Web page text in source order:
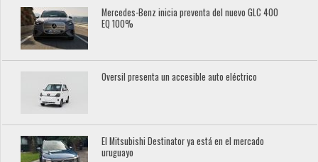
Mercedes-Benz inicia preventa del nuevo GLC 400
EQ 100%
Oversil presenta un accesible auto eléctrico
El Mitsubishi Destinator ya está en el mercado
uruguayo